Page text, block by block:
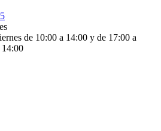
de 10:00 a 14:00 y de 17:00 a
14:00